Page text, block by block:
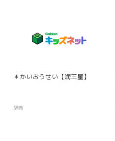
＊かいおうせい【海王星】
辞典